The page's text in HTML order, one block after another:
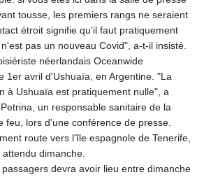
HUF
363.033032
IDR
20546.50216
ILS 3.468101
IMP 0.857019
INR 110.072122
IQD
1509.468404
IRR
1589307.85432
tousse, les premiers rangs ne seraient
étroit signifie qu'il faut pratiquement
pas un nouveau Covid", a-t-il insisté.
néerlandais Oceanwide
1er avril d'Ushuaïa, en Argentine. "La
à Ushuaïa est pratiquement nulle", a
un responsable sanitaire de la
feu, lors d'une conférence de presse.
route vers l'île espagnole de Tenerife,
dimanche.
devra avoir lieu entre dimanche